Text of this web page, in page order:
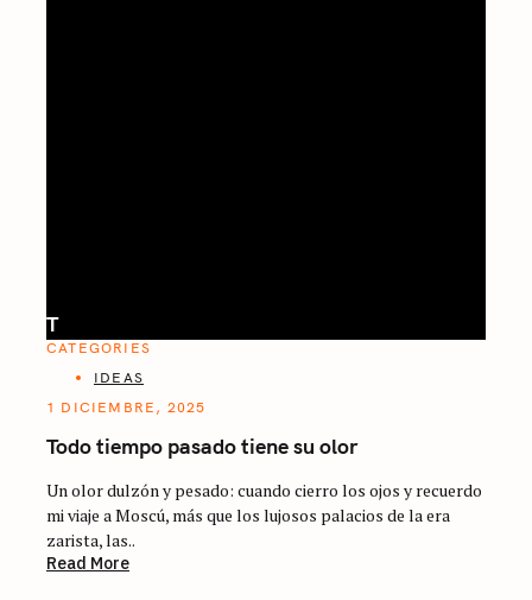
T
CATEGORIES
IDEAS
1 DICIEMBRE, 2025
Todo tiempo pasado tiene su olor
Un olor dulzón y pesado: cuando cierro los ojos y recuerdo
mi viaje a Moscú, más que los lujosos palacios de la era
zarista, las..
Read More